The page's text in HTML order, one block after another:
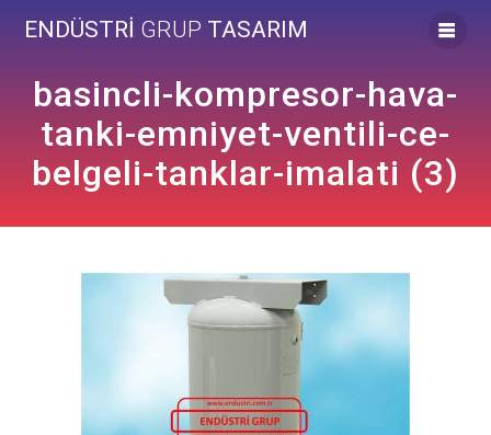
to
ENDÜSTRİ GRUP TASARIM
basincli-kompresor-hava-
tanki-emniyet-ventili-ce-
belgeli-tanklar-imalati (3)